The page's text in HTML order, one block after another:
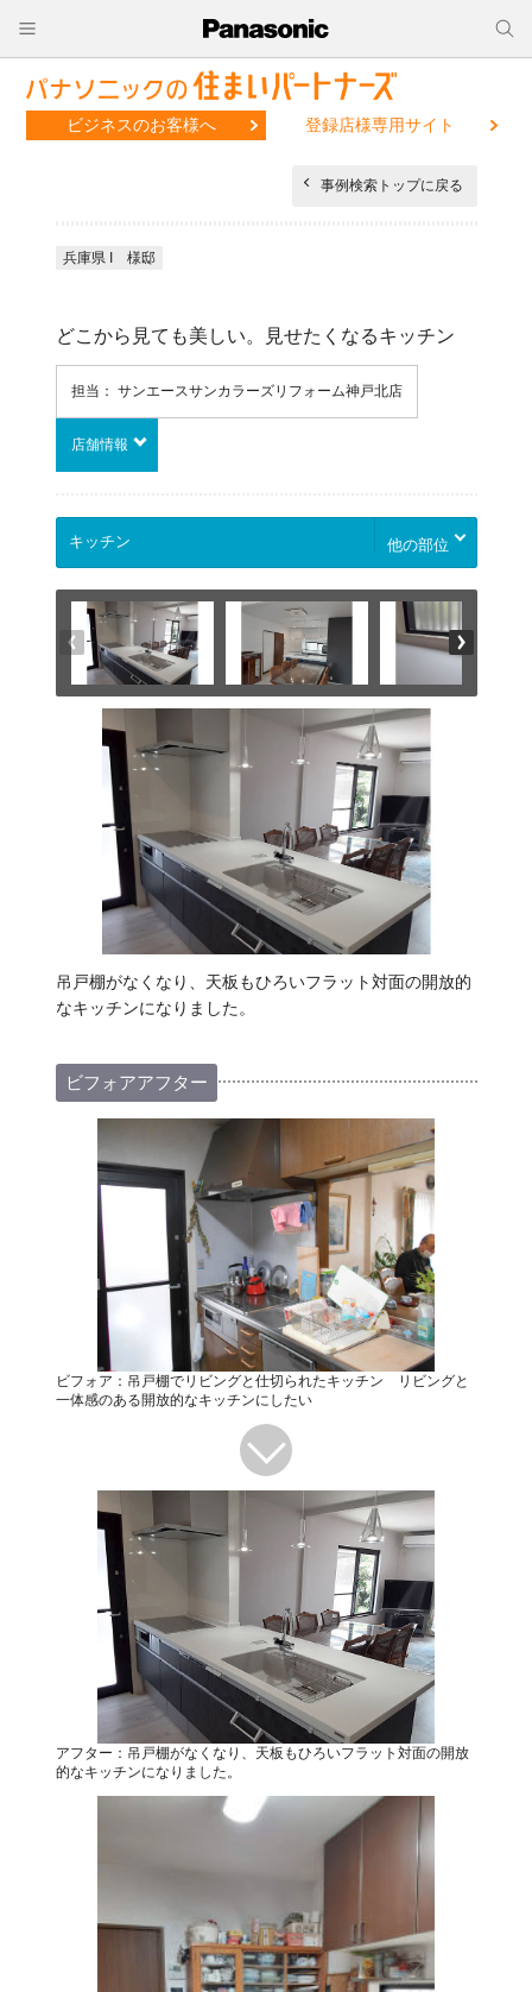
ビジネスのお客様へ 登録店様専用サイト
事例検索トップに戻る
兵庫県 I 様邸
どこから見ても美しい。見せたくなるキッチン
担当： サンエースサンカラーズリフォーム神戸北店
店舗情報
他の部位
吊戸棚がなくなり、天板もひろいフラット対面の開放的
なキッチンになりました。
ビフォアアフター
ビフォア：吊戸棚でリビングと仕切られたキッチン リビングと
一体感のある開放的なキッチンにしたい
アフター：吊戸棚がなくなり、天板もひろいフラット対面の開放
的なキッチンになりました。